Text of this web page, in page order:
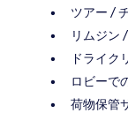
ツアー /
リムジン
ドライク
ロビーで
荷物保管